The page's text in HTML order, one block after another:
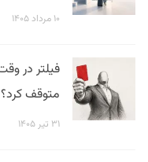
۱۰ مرداد ۱۴۰۵
متوقف کرد؟
۳۱ تیر ۱۴۰۵